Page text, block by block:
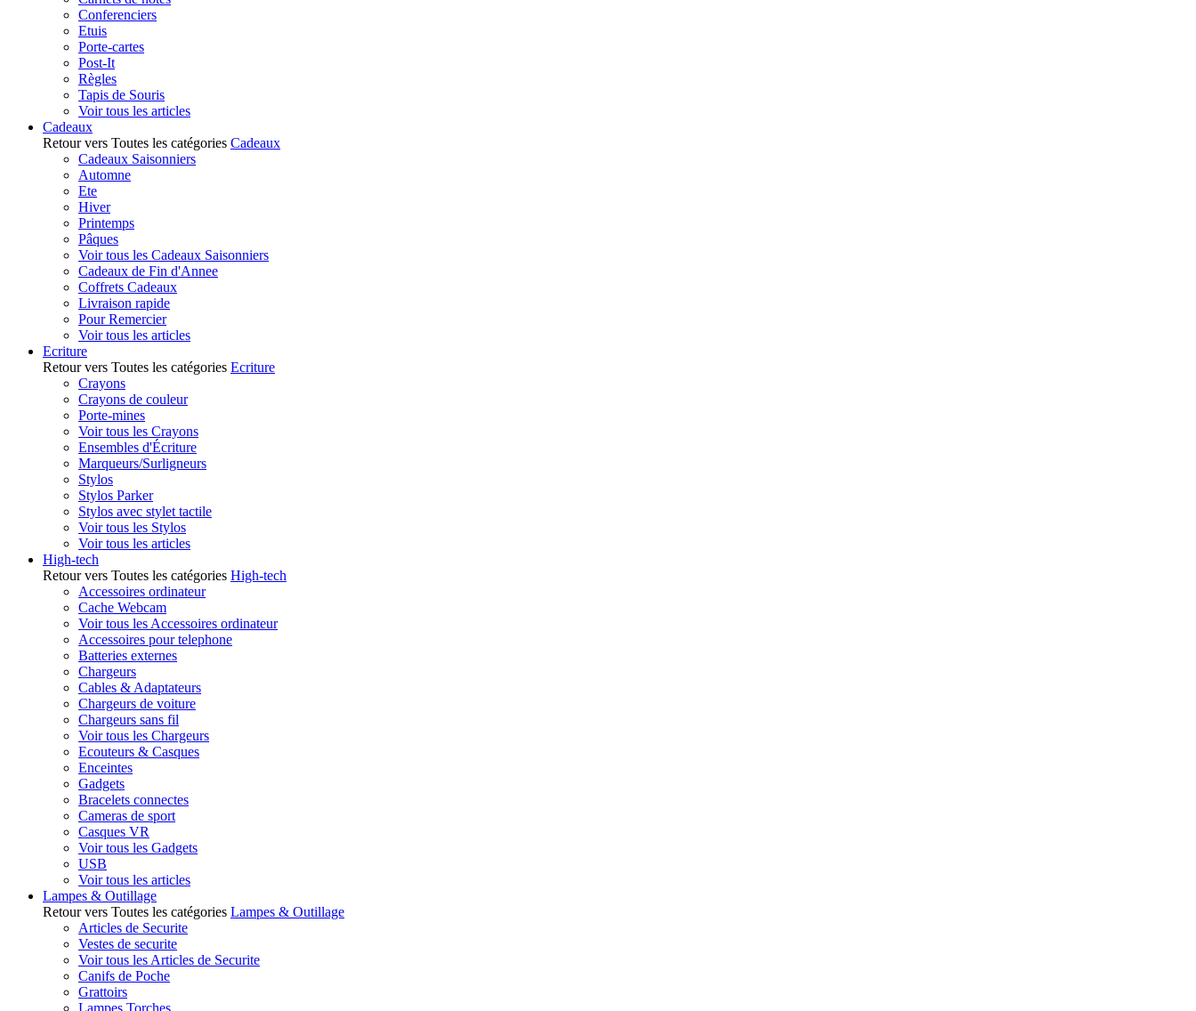
Conferenciers
Etuis
Porte-cartes
Post-It
Règles
Tapis de Souris
Voir tous les articles
Cadeaux
Retour vers Toutes les catégories Cadeaux
Cadeaux Saisonniers
Automne
Ete
Hiver
Printemps
Pâques
Voir tous les Cadeaux Saisonniers
Cadeaux de Fin d'Annee
Coffrets Cadeaux
Livraison rapide
Pour Remercier
Voir tous les articles
Ecriture
Retour vers Toutes les catégories Ecriture
Crayons
Crayons de couleur
Porte-mines
Voir tous les Crayons
Ensembles d'Écriture
Marqueurs/Surligneurs
Stylos
Stylos Parker
Stylos avec stylet tactile
Voir tous les Stylos
Voir tous les articles
High-tech
Retour vers Toutes les catégories High-tech
Accessoires ordinateur
Cache Webcam
Voir tous les Accessoires ordinateur
Accessoires pour telephone
Batteries externes
Chargeurs
Cables & Adaptateurs
Chargeurs de voiture
Chargeurs sans fil
Voir tous les Chargeurs
Ecouteurs & Casques
Enceintes
Gadgets
Bracelets connectes
Cameras de sport
Casques VR
Voir tous les Gadgets
USB
Voir tous les articles
Lampes & Outillage
Retour vers Toutes les catégories Lampes & Outillage
Articles de Securite
Vestes de securite
Voir tous les Articles de Securite
Canifs de Poche
Grattoirs
Lampes Torches